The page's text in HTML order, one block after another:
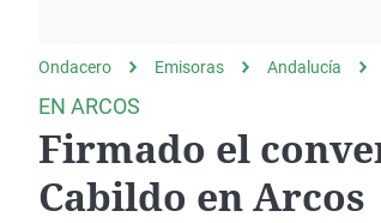
Negra
Ondacero Emisoras Andalucía
EN ARCOS
Firmado el
Cabildo en Arcos